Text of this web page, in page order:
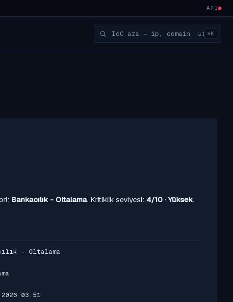
API
⌘K
Bankacılık - Oltalama. Kritiklik seviyesi: 4/10 · Yüksek.
- Oltalama
03:51